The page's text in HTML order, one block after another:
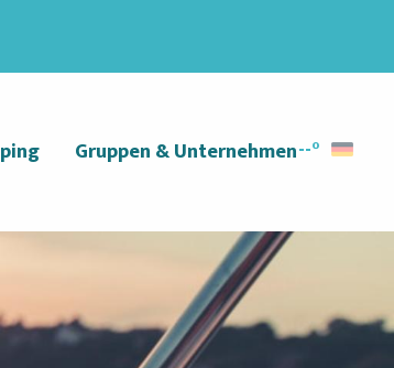
--° Suche
Gruppen & Unternehmen